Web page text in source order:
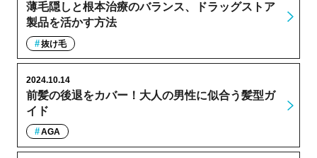
薄毛隠しと根本治療のバランス、ドラッグストア
製品を活かす方法
抜け毛
前髪の後退をカバー！大人の男性に似合う髪型ガ
イド
2024.10.14
AGA